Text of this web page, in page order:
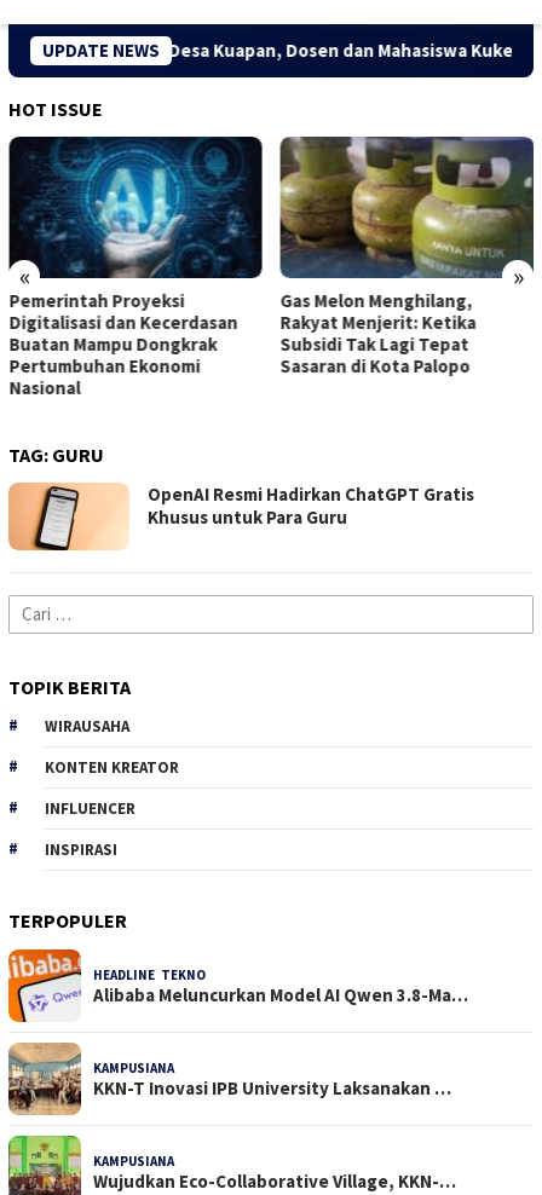
UPDATE NEWS
Kreatif Desa Kuapan, Dosen dan Mahasiswa Kukerta
HOT ISSUE
« »
Pemerintah Proyeksi
Digitalisasi dan Kecerdasan
Buatan Mampu Dongkrak
Pertumbuhan Ekonomi
Nasional
Gas Melon Menghilang,
Rakyat Menjerit: Ketika
Subsidi Tak Lagi Tepat
Sasaran di Kota Palopo
TAG: GURU
OpenAI Resmi Hadirkan ChatGPT Gratis
Khusus untuk Para Guru
Cari
untuk:
TOPIK BERITA
WIRAUSAHA
KONTEN KREATOR
INFLUENCER
INSPIRASI
TERPOPULER
HEADLINE TEKNO
Alibaba Meluncurkan Model AI Qwen 3.8-Ma…
KAMPUSIANA
KKN-T Inovasi IPB University Laksanakan …
KAMPUSIANA
Wujudkan Eco-Collaborative Village, KKN-…